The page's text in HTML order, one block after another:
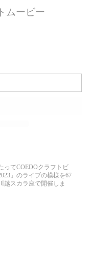
ムービー
ってCOEDOクラフトビ
」のライブの模様を67
越スカラ座で開催しま